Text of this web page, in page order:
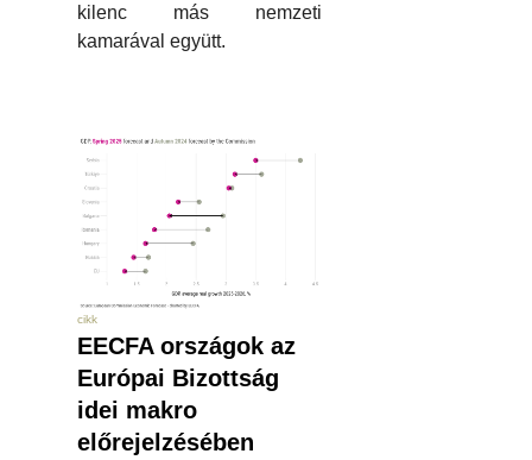
kilenc más nemzeti
kamarával együtt.
cikk
EECFA országok az
Európai Bizottság
idei makro
előrejelzésében